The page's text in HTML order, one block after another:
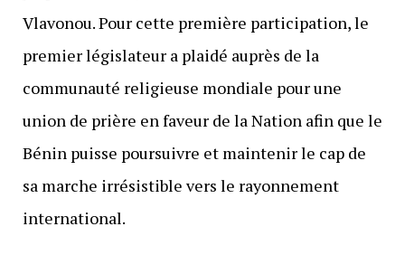
Vlavonou. Pour cette première participation, le
premier législateur a plaidé auprès de la
communauté religieuse mondiale pour une
union de prière en faveur de la Nation afin que le
Bénin puisse poursuivre et maintenir le cap de
sa marche irrésistible vers le rayonnement
international.